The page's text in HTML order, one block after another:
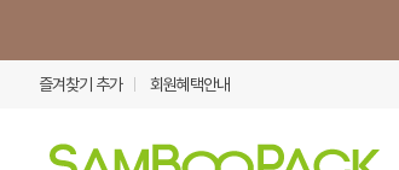
즐겨찾기 추가 회원혜택안내